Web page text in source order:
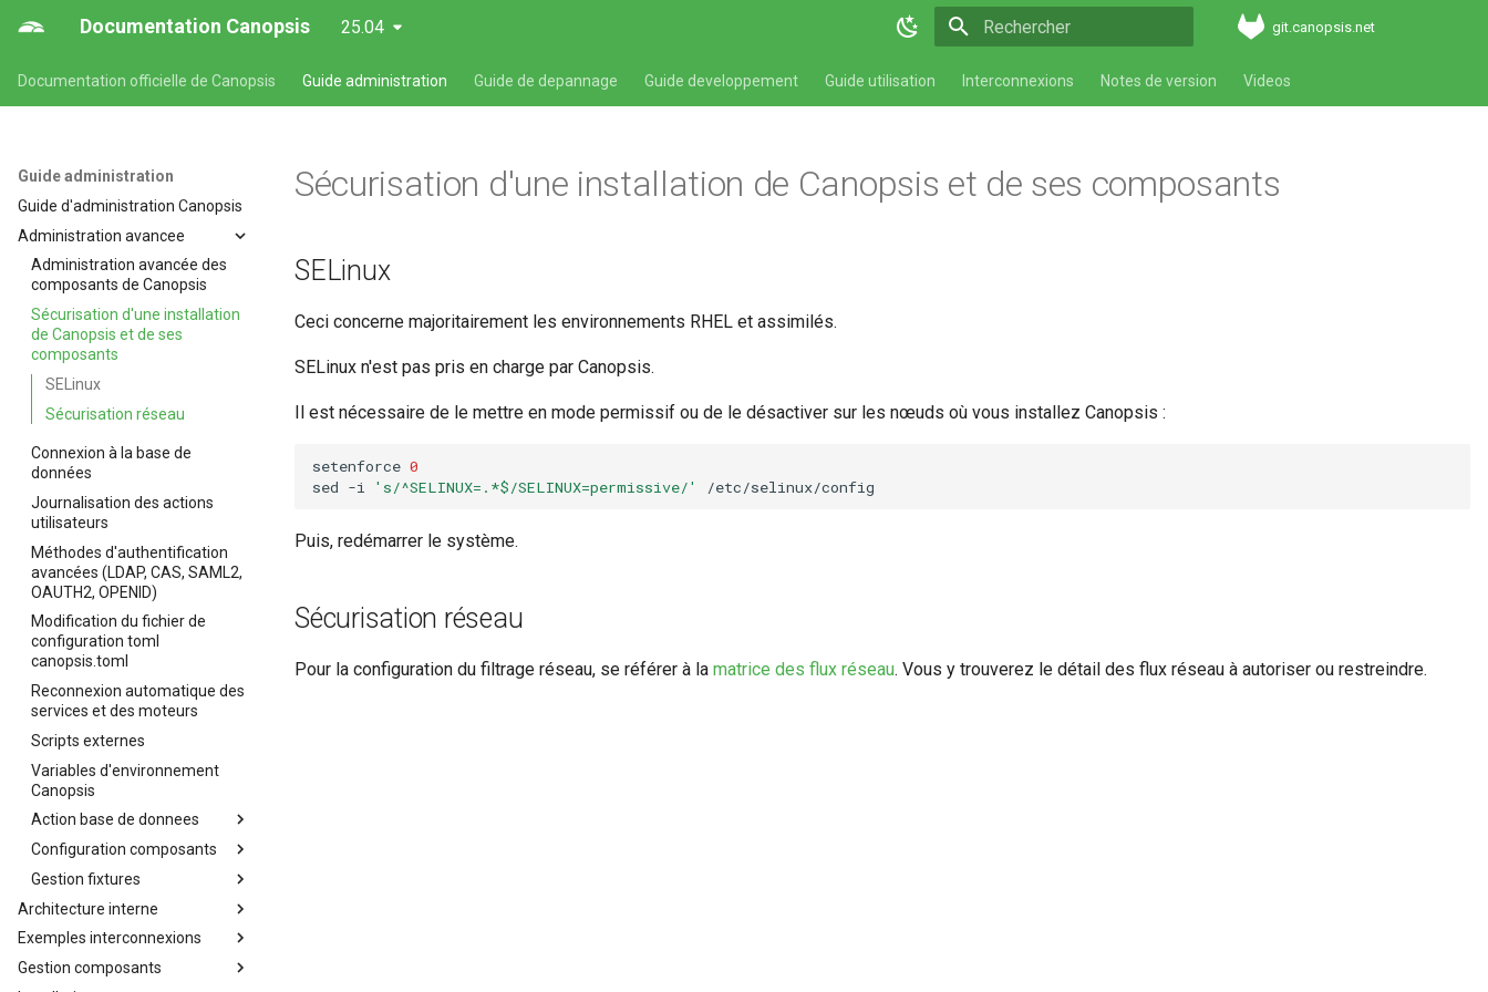
Documentation Canopsis 25.04 git.canopsis.net
Documentation officielle de Canopsis Guide administration Guide de depannage Guide developpement Guide utilisation Interconnexions Notes de version Videos
Guide administration
Guide d'administration Canopsis
Administration avancee
Administration avancée des
composants de Canopsis
Sécurisation d'une installation
de Canopsis et de ses
composants
SELinux
Sécurisation réseau
Connexion à la base de
données
Journalisation des actions
utilisateurs
Méthodes d'authentification
avancées (LDAP, CAS, SAML2,
OAUTH2, OPENID)
Modification du fichier de
configuration toml
canopsis.toml
Reconnexion automatique des
services et des moteurs
Scripts externes
Variables d'environnement
Canopsis
Action base de donnees
Actions avancées sur les
bases de données
Cas d'usage d'actions
avancées à réaliser sur les
bases de données
notamment dans le cadre
d'opérations de debug ou
Configuration composants
Configuration avancée de la
base de données MongoDB
intégrée à Canopsis
Activation de HTTPS dans
Canopsis
Gestion fixtures
Gestion des fixtures
(données d’initialisation)
Export
Import
Architecture interne
Architecture interne de
Canopsis
Triggers (Go)
Exemples interconnexions
Exemples d'interconnexions à
Canopsis
Gestion composants
Sécurisation d'une installation de Canopsis et de ses composants
SELinux
Ceci concerne majoritairement les environnements RHEL et assimilés.
SELinux n'est pas pris en charge par Canopsis.
Il est nécessaire de le mettre en mode permissif ou de le désactiver sur les nœuds où vous installez Canopsis :
setenforce 0
sed -i 's/^SELINUX=.*$/SELINUX=permissive/'
Puis, redémarrer le système.
Sécurisation réseau
Pour la configuration du filtrage réseau, se référer à la matrice des flux réseau. Vous y trouverez le détail des flux réseau à autoriser ou restreindre.